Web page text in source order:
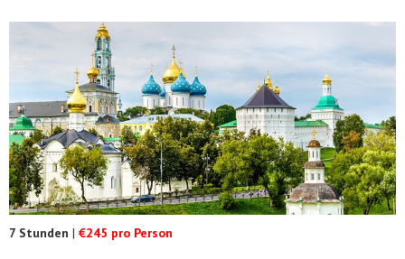
7 Stunden | €245 pro Person